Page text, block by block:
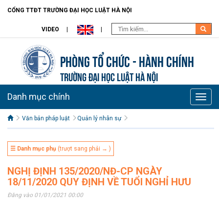
CỔNG TTĐT TRƯỜNG ĐẠI HỌC LUẬT HÀ NỘI
VIDEO
Phòng Tổ chức - Hành chính
TRƯỜNG ĐẠI HỌC LUẬT HÀ NỘI
Toggle
Danh mục chính
Văn bản pháp luật Quản lý nhân sự
☰ Danh mục phụ (trượt sang phải → )
NGHỊ ĐỊNH 135/2020/NĐ-CP NGÀY
18/11/2020 QUY ĐỊNH VỀ TUỔI NGHỈ HƯU
Đăng vào 01/01/2021 00:00